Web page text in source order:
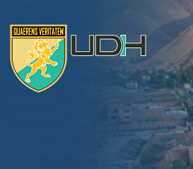
Listar por tema